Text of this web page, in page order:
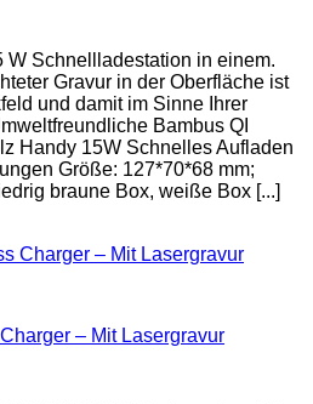
W Schnellladestation in einem.
Gravur in der Oberfläche ist
und damit im Sinne Ihrer
Bambus QI
Handy 15W Schnelles Aufladen
Größe: 127*70*68 mm;
braune Box, weiße Box [...]
– Mit Lasergravur